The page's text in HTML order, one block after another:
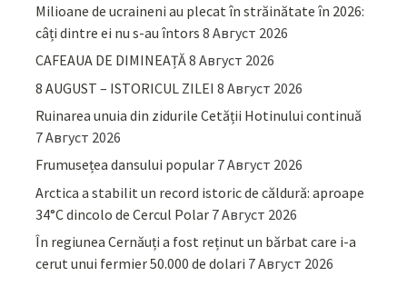
Milioane de ucraineni au plecat în străinătate în 2026:
câți dintre ei nu s-au întors 8 Август 2026
CAFEAUA DE DIMINEAȚĂ8 Август 2026
8 AUGUST – ISTORICUL ZILEI 8 Август 2026
Ruinarea unuia din zidurile Cetății Hotinului continuă
7 Август 2026
Frumusețea dansului popular 7 Август 2026
Arctica a stabilit un record istoric de căldură: aproape
34°C dincolo de Cercul Polar 7 Август 2026
În regiunea Cernăuți a fost reținut un bărbat care i-a
cerut unui fermier 50.000 de dolari 7 Август 2026